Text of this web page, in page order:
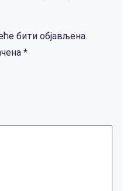
бити објављена.
*